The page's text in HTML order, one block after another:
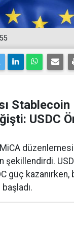
Stablecoin
USDC
şekillendirdi.
güç kazanırken,